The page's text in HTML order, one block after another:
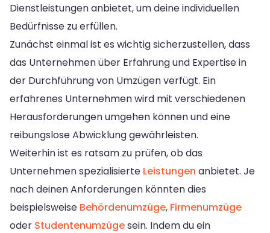
Dienstleistungen anbietet, um deine individuellen
Bedürfnisse zu erfüllen.
Zunächst einmal ist es wichtig sicherzustellen, dass
das Unternehmen über Erfahrung und Expertise in
der Durchführung von Umzügen verfügt. Ein
erfahrenes Unternehmen wird mit verschiedenen
Herausforderungen umgehen können und eine
reibungslose Abwicklung gewährleisten.
Weiterhin ist es ratsam zu prüfen, ob das
Unternehmen spezialisierte Leistungen anbietet. Je
nach deinen Anforderungen könnten dies
beispielsweise Behördenumzüge, Firmenumzüge
oder Studentenumzügesein. Indem du ein